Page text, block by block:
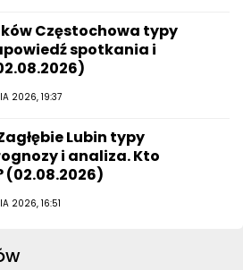
Częstochowa typy
spotkania i
2026, 19:37
Lubin typy
i analiza. Kto
2026, 16:51